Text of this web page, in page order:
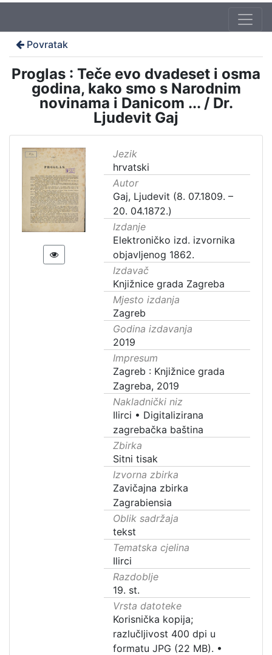
Povratak
Proglas : Teče evo dvadeset i osma
godina, kako smo s Narodnim
novinama i Danicom ... / Dr.
Ljudevit Gaj
Jezik
hrvatski
Autor
Gaj, Ljudevit (8. 07.1809. –
20. 04.1872.)
Izdanje
Elektroničko izd. izvornika
objavljenog 1862.
Izdavač
Knjižnice grada Zagreba
Mjesto izdanja
Zagreb
Godina izdavanja
2019
Impresum
Zagreb : Knjižnice grada
Zagreba, 2019
Nakladnički niz
Ilirci • Digitalizirana
zagrebačka baština
Zbirka
Sitni tisak
Izvorna zbirka
Zavičajna zbirka
Zagrabiensia
Oblik sadržaja
tekst
Tematska cjelina
Ilirci
Razdoblje
19. st.
Vrsta datoteke
Korisnička kopija;
razlučljivost 400 dpi u
formatu JPG (22 MB). •